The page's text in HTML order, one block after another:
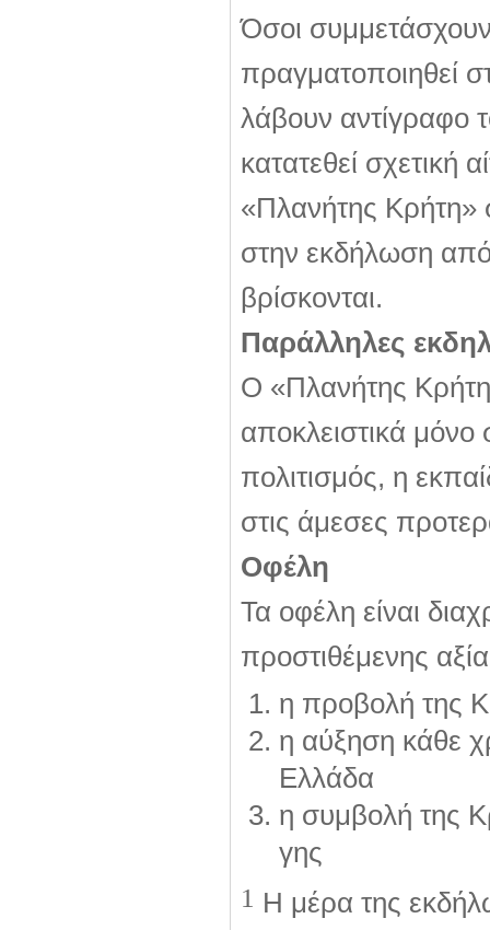
Όσοι
πραγματοποιηθεί
λάβουν αντίγραφο
κατατεθεί σχετική
«Πλανήτης Κρήτη»
στην εκδήλωση
βρίσκονται.
Παράλληλες
Ο «Πλανήτης
αποκλειστικά
πολιτισμός, η
στις άμεσες
Οφέλη
Τα οφέλη είναι
προστιθέμενης
η προβολή της
η αύξηση κάθε
Ελλάδα
η συμβολή της
γης
1 Η μέρα της